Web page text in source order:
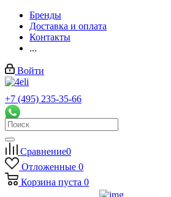
Бренды
Доставка и оплата
Контакты
...
Войти
+7 (495) 235-35-66
Заказать звонок
Сравнение0
Отложенные 0
Корзина пуста 0